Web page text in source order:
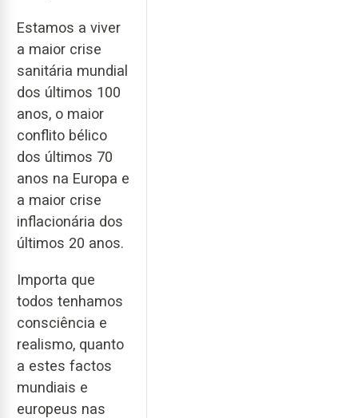
Estamos a viver
a maior crise
sanitária mundial
dos últimos 100
anos, o maior
conflito bélico
dos últimos 70
anos na Europa e
a maior crise
inflacionária dos
últimos 20 anos.
Importa que
todos tenhamos
consciência e
realismo, quanto
a estes factos
mundiais e
europeus nas